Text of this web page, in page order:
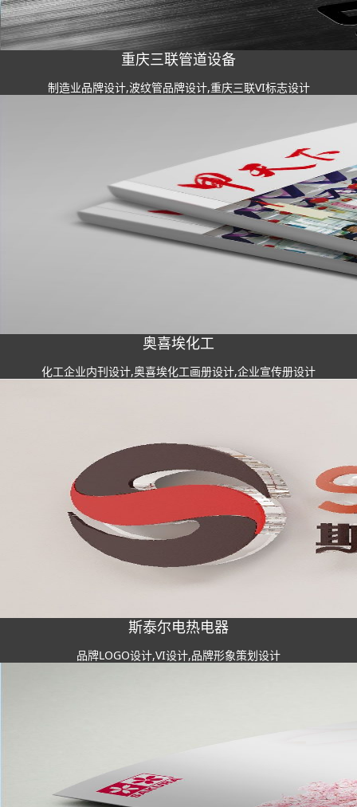
重庆三联管道设备
制造业品牌设计,波纹管品牌设计,重庆三联VI标志设计
奥喜埃化工
化工企业内刊设计,奥喜埃化工画册设计,企业宣传册设计
斯泰尔电热电器
品牌LOGO设计,VI设计,品牌形象策划设计